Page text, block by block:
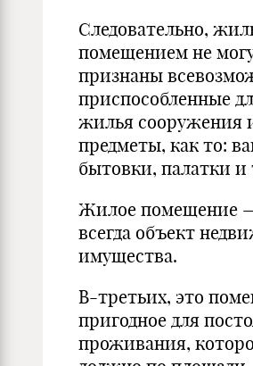
Следовательно,
помещением не
признаны
приспособленные
жилья сооружения
предметы, как то:
бытовки, палатки и
Жилое помещение
всегда объект
имущества.
В-третьих, это
пригодное для
проживания,